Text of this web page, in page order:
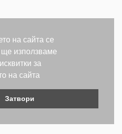
на сайта се
ще използваме
за
на сайта
Затвори